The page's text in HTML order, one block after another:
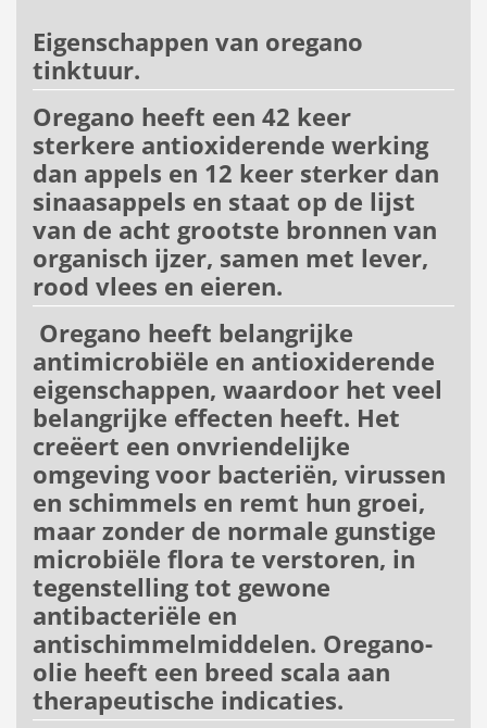
Eigenschappen van oregano
tinktuur.
Oregano heeft een 42 keer
sterkere antioxiderende werking
dan appels en 12 keer sterker dan
sinaasappels en staat op de lijst
van de acht grootste bronnen van
organisch ijzer, samen met lever,
rood vlees en eieren.
Oregano heeft belangrijke
antimicrobiële en antioxiderende
eigenschappen, waardoor het veel
belangrijke effecten heeft. Het
creëert een onvriendelijke
omgeving voor bacteriën, virussen
en schimmels en remt hun groei,
maar zonder de normale gunstige
microbiële flora te verstoren, in
tegenstelling tot gewone
antibacteriële en
antischimmelmiddelen. Oregano-
olie heeft een breed scala aan
therapeutische indicaties.